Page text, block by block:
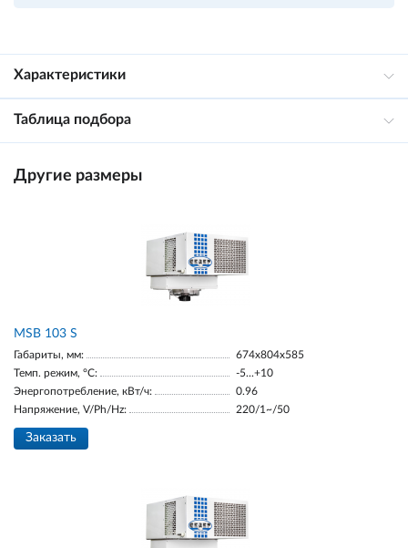
Характеристики
Таблица подбора
Другие размеры
MSB 103 S
Габариты, мм:
674х804х585
Темп. режим, °С:
-5...+10
Энергопотребление, кВт/ч:
0.96
Напряжение, V/Ph/Hz:
220/1~/50
Заказать